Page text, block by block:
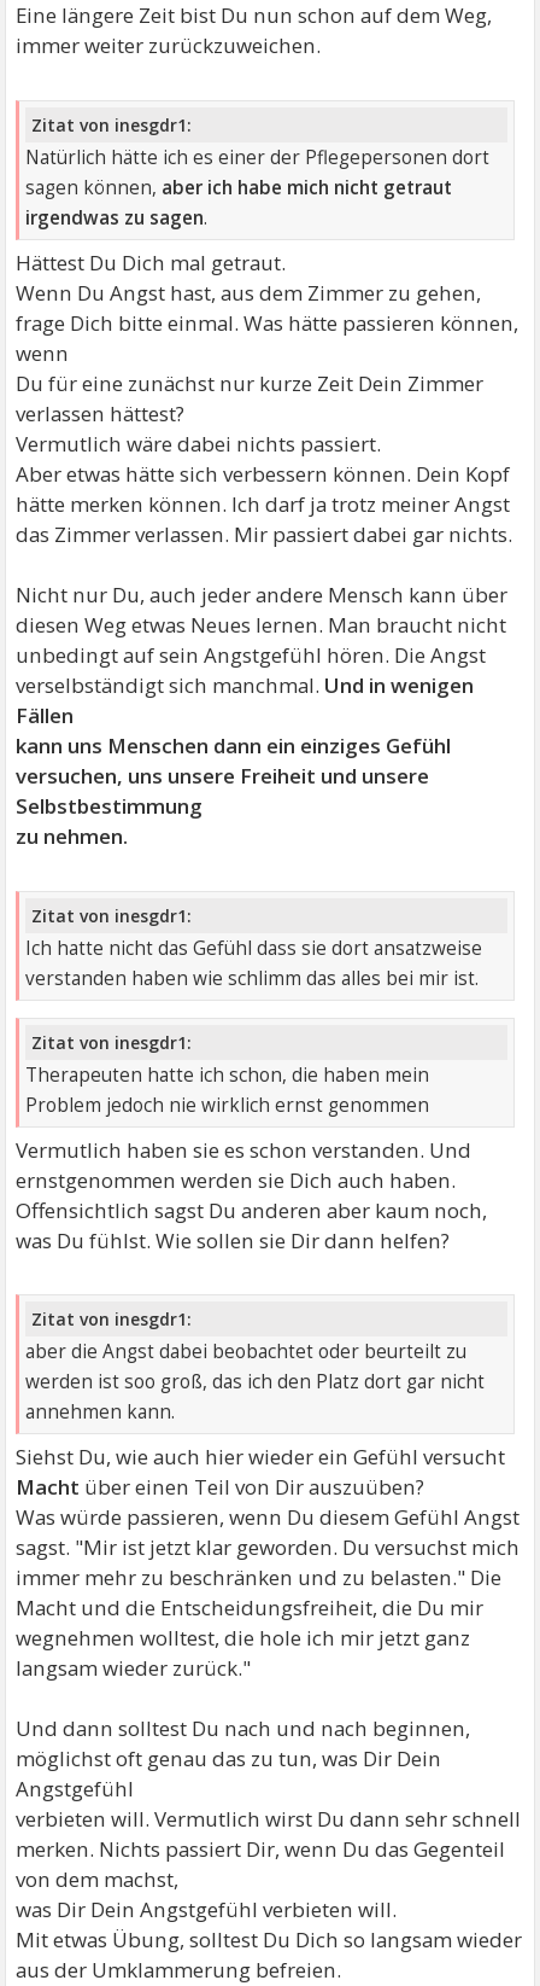
Eine längere Zeit bist Du nun schon auf dem Weg,
immer weiter zurückzuweichen.
Zitat von inesgdr1:
Natürlich hätte ich es einer der Pflegepersonen dort
sagen können, aber ich habe mich nicht getraut
irgendwas zu sagen.
Hättest Du Dich mal getraut.
Wenn Du Angst hast, aus dem Zimmer zu gehen,
frage Dich bitte einmal. Was hätte passieren können,
wenn
Du für eine zunächst nur kurze Zeit Dein Zimmer
verlassen hättest?
Vermutlich wäre dabei nichts passiert.
Aber etwas hätte sich verbessern können. Dein Kopf
hätte merken können. Ich darf ja trotz meiner Angst
das Zimmer verlassen. Mir passiert dabei gar nichts.
Nicht nur Du, auch jeder andere Mensch kann über
diesen Weg etwas Neues lernen. Man braucht nicht
unbedingt auf sein Angstgefühl hören. Die Angst
verselbständigt sich manchmal. Und in wenigen
Fällen
kann uns Menschen dann ein einziges Gefühl
versuchen, uns unsere Freiheit und unsere
Selbstbestimmung
zu nehmen.
Zitat von inesgdr1:
Ich hatte nicht das Gefühl dass sie dort ansatzweise
verstanden haben wie schlimm das alles bei mir ist.
Zitat von inesgdr1:
Therapeuten hatte ich schon, die haben mein
Problem jedoch nie wirklich ernst genommen
Vermutlich haben sie es schon verstanden. Und
ernstgenommen werden sie Dich auch haben.
Offensichtlich sagst Du anderen aber kaum noch,
was Du fühlst. Wie sollen sie Dir dann helfen?
Zitat von inesgdr1:
aber die Angst dabei beobachtet oder beurteilt zu
werden ist soo groß, das ich den Platz dort gar nicht
annehmen kann.
Siehst Du, wie auch hier wieder ein Gefühl versucht
Macht über einen Teil von Dir auszuüben?
Was würde passieren, wenn Du diesem Gefühl Angst
sagst. "Mir ist jetzt klar geworden. Du versuchst mich
immer mehr zu beschränken und zu belasten." Die
Macht und die Entscheidungsfreiheit, die Du mir
wegnehmen wolltest, die hole ich mir jetzt ganz
langsam wieder zurück."
Und dann solltest Du nach und nach beginnen,
möglichst oft genau das zu tun, was Dir Dein
Angstgefühl
verbieten will. Vermutlich wirst Du dann sehr schnell
merken. Nichts passiert Dir, wenn Du das Gegenteil
von dem machst,
was Dir Dein Angstgefühl verbieten will.
Mit etwas Übung, solltest Du Dich so langsam wieder
aus der Umklammerung befreien.